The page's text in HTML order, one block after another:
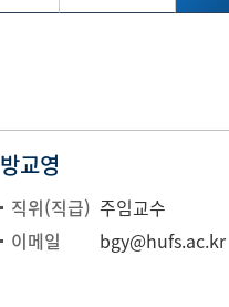
방교영
직위(직급) 주임교수
이메일
bgy@hufs.ac.kr